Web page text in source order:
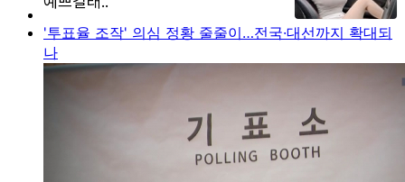
'투표율 조작' 의심 정황 줄줄이…전국·대선까지 확대되
나